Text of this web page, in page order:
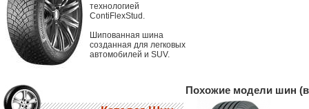
технологией
ContiFlexStud.
Шипованная шина
созданная для легковых
автомобилей и SUV.
Похожие модели шин